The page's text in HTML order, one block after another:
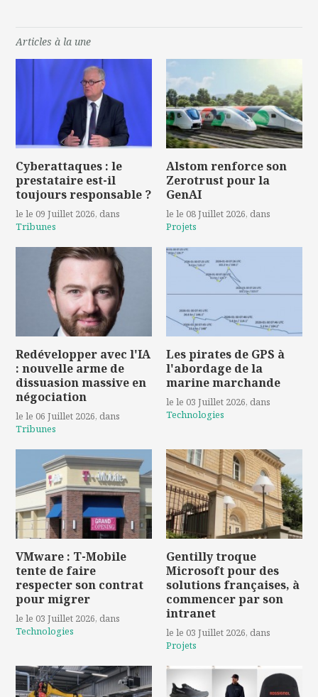
Articles à la une
Cyberattaques : le
prestataire est-il
toujours responsable ?
le le 09 Juillet 2026, dans
Tribunes
Alstom renforce son
Zerotrust pour la
GenAI
le le 08 Juillet 2026, dans
Projets
Redévelopper avec l'IA
: nouvelle arme de
dissuasion massive en
négociation
le le 06 Juillet 2026, dans
Tribunes
Les pirates de GPS à
l'abordage de la
marine marchande
le le 03 Juillet 2026, dans
Technologies
VMware : T-Mobile
tente de faire
respecter son contrat
pour migrer
le le 03 Juillet 2026, dans
Technologies
Gentilly troque
Microsoft pour des
solutions françaises, à
commencer par son
intranet
le le 03 Juillet 2026, dans
Projets